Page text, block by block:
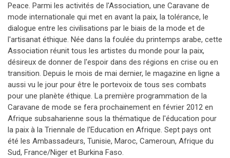
Peace. Parmi les activités de l'Association, une Caravane de
mode internationale qui met en avant la paix, la tolérance, le
dialogue entre les civilisations par le biais de la mode et de
l'artisanat éthique. Née dans la foulée du printemps arabe, cette
Association réunit tous les artistes du monde pour la paix,
désireux de donner de l'espoir dans des régions en crise ou en
transition. Depuis le mois de mai dernier, le magazine en ligne a
aussi vu le jour pour être le portevoix de tous ses combats
pour une planète éthique. La première programmation de la
Caravane de mode se fera prochainement en février 2012 en
Afrique subsaharienne sous la thématique de l'éducation pour
la paix à la Triennale de l'Education en Afrique. Sept pays ont
été les Ambassadeurs, Tunisie, Maroc, Cameroun, Afrique du
Sud, France/Niger et Burkina Faso.